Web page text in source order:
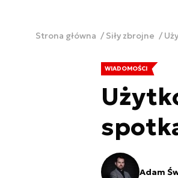
Strona główna Siły zbrojne
WIADOMOŚCI
Adam